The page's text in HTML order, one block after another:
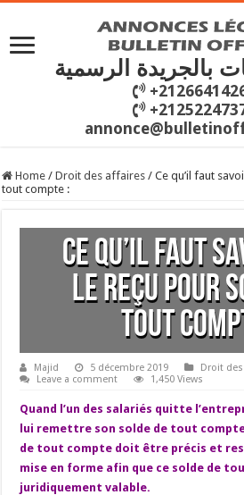
بالجريدة الرسمية
Home / Droit des affaires / Ce qu’il faut
tout compte :
Ce qu’il faut
le reçu pour
tout
Majid 5 décembre 2019
Droit
Leave a comment
1,450 Views
Quand l’un des salariés quitte
lui remettre son solde de tout
de tout compte doit être précis et
mise en forme afin que ce solde de
juridiquement valable.